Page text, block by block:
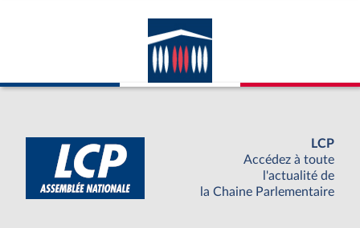
LCP
Accédez à toute
l'actualité de
la Chaine Parlementaire